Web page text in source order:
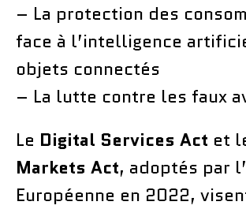
– La protection des
face à l’intelligence
objets connectés
– La lutte contre les faux
Le Digital Services Act et
Markets Act, adoptés par
Européenne en 2022,